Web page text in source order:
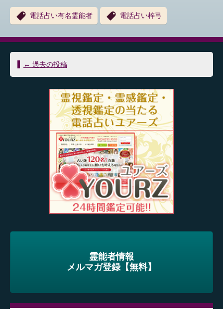
電話占い有名霊能者 電話占い梓弓
投 ← 過去の投稿
霊能者情報
メルマガ登録【無料】